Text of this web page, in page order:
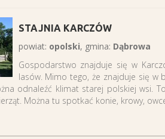
STAJNIA KARCZÓW
powiat: opolski, gmina: Dąbrowa
Gospodarstwo znajduje się w
lasów. Mimo tego, że znajduje się w
odnaleźć klimat starej polskiej wsi.
Można tu spotkać konie, krowy,